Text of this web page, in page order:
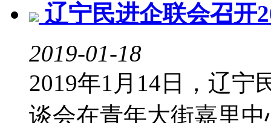
辽宁民进企联会召开
2019-01-18
2019年1月14日，辽宁
谈会在青年大街嘉里